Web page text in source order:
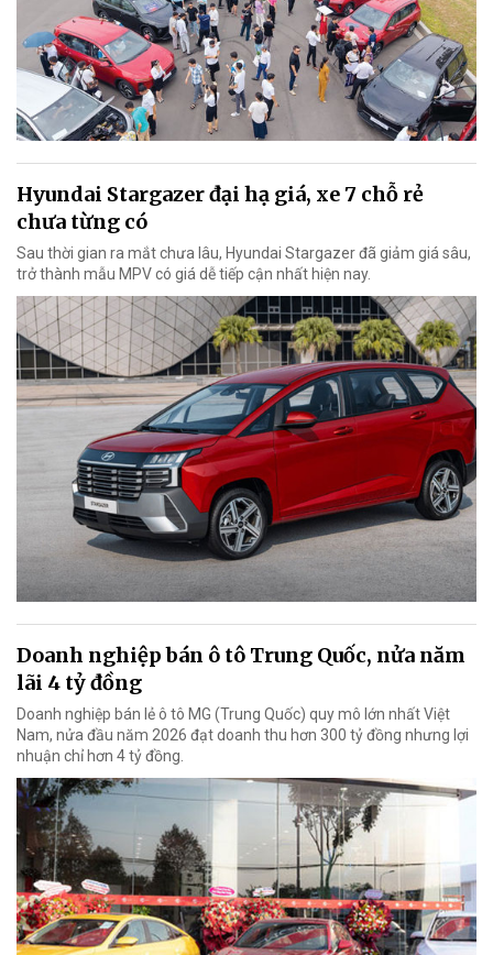
Hyundai Stargazer đại hạ giá, xe 7 chỗ rẻ
chưa từng có
Sau thời gian ra mắt chưa lâu, Hyundai Stargazer đã giảm giá sâu,
trở thành mẫu MPV có giá dễ tiếp cận nhất hiện nay.
Doanh nghiệp bán ô tô Trung Quốc, nửa năm
lãi 4 tỷ đồng
Doanh nghiệp bán lẻ ô tô MG (Trung Quốc) quy mô lớn nhất Việt
Nam, nửa đầu năm 2026 đạt doanh thu hơn 300 tỷ đồng nhưng lợi
nhuận chỉ hơn 4 tỷ đồng.